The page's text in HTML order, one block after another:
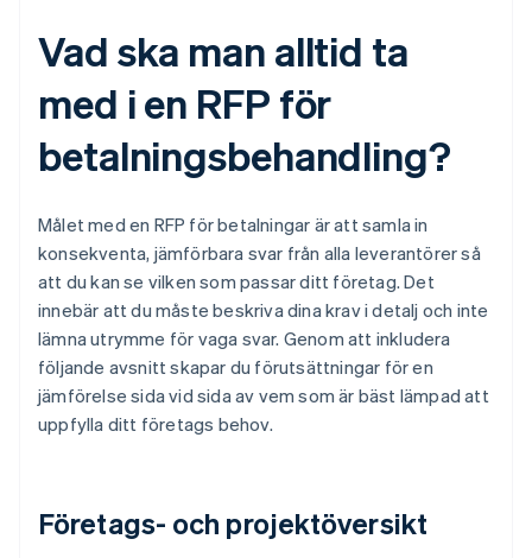
Vad ska man alltid ta
med i en RFP för
betalningsbehandling?
Målet med en RFP för betalningar är att samla in
konsekventa, jämförbara svar från alla leverantörer så
att du kan se vilken som passar ditt företag. Det
innebär att du måste beskriva dina krav i detalj och inte
lämna utrymme för vaga svar. Genom att inkludera
följande avsnitt skapar du förutsättningar för en
jämförelse sida vid sida av vem som är bäst lämpad att
uppfylla ditt företags behov.
Företags- och projektöversikt